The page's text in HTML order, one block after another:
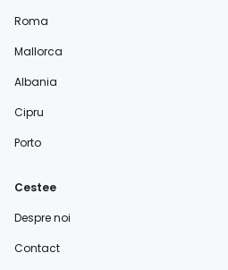
Roma
Mallorca
Albania
Cipru
Porto
Cestee
Despre noi
Contact